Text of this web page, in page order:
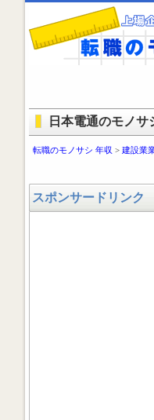
日本電通のモノサ
転職のモノサシ 年収 > 建設業
スポンサードリンク